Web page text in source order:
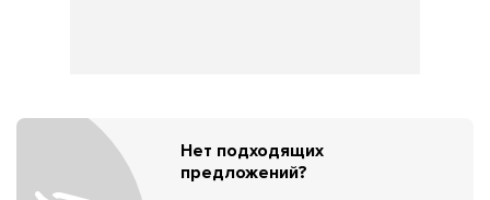
Нет подходящих
предложений?